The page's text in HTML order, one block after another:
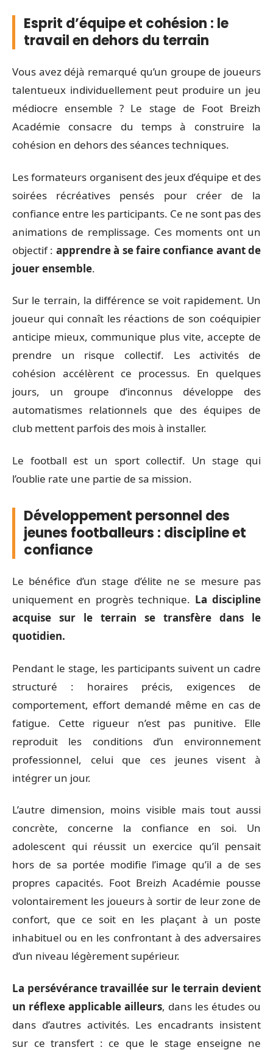
Esprit d’équipe et cohésion : le
travail en dehors du terrain
Vous avez déjà remarqué qu’un groupe de joueurs
talentueux individuellement peut produire un jeu
médiocre ensemble ? Le stage de Foot Breizh
Académie consacre du temps à construire la
cohésion en dehors des séances techniques.
Les formateurs organisent des jeux d’équipe et des
soirées récréatives pensés pour créer de la
confiance entre les participants. Ce ne sont pas des
animations de remplissage. Ces moments ont un
objectif : apprendre à se faire confiance avant de
jouer ensemble.
Sur le terrain, la différence se voit rapidement. Un
joueur qui connaît les réactions de son coéquipier
anticipe mieux, communique plus vite, accepte de
prendre un risque collectif. Les activités de
cohésion accélèrent ce processus. En quelques
jours, un groupe d’inconnus développe des
automatismes relationnels que des équipes de
club mettent parfois des mois à installer.
Le football est un sport collectif. Un stage qui
l’oublie rate une partie de sa mission.
Développement personnel des
jeunes footballeurs : discipline et
confiance
Le bénéfice d’un stage d’élite ne se mesure pas
uniquement en progrès technique. La discipline
acquise sur le terrain se transfère dans le
quotidien.
Pendant le stage, les participants suivent un cadre
structuré : horaires précis, exigences de
comportement, effort demandé même en cas de
fatigue. Cette rigueur n’est pas punitive. Elle
reproduit les conditions d’un environnement
professionnel, celui que ces jeunes visent à
intégrer un jour.
L’autre dimension, moins visible mais tout aussi
concrète, concerne la confiance en soi. Un
adolescent qui réussit un exercice qu’il pensait
hors de sa portée modifie l’image qu’il a de ses
propres capacités. Foot Breizh Académie pousse
volontairement les joueurs à sortir de leur zone de
confort, que ce soit en les plaçant à un poste
inhabituel ou en les confrontant à des adversaires
d’un niveau légèrement supérieur.
La persévérance travaillée sur le terrain devient
un réflexe applicable ailleurs, dans les études ou
dans d’autres activités. Les encadrants insistent
sur ce transfert : ce que le stage enseigne ne